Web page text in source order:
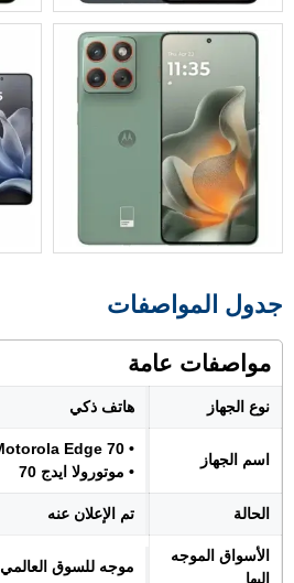
جدول المواصفات
مواصفات عامة
نوع الجهاز هاتف ذكي
اسم الجهاز
• Motorola Edge 70
• موتورولا ايدج 70
الحالة تم الإعلان عنه
الأسواق الموجه
اليها
موجه للسوق العالمي